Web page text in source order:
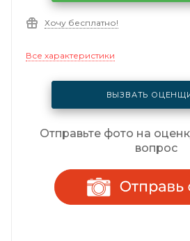
Хочу бесплатно!
Все характеристики
ВЫЗВАТЬ
Отправьте фото на
вопрос